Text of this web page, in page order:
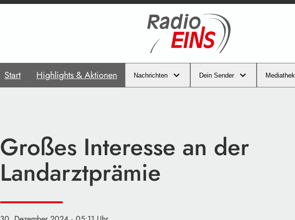
Start Highlights & Aktionen Nachrichten Dein Sender Mediathek
Großes Interesse an der
Landarztprämie